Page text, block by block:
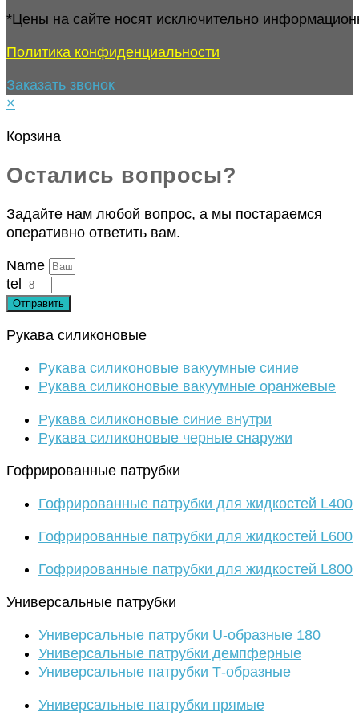
*Цены на сайте носят исключительно
Политика конфиденциальности
Заказать звонок
×
Корзина
Остались вопросы?
Задайте нам любой вопрос, а мы постараемся
оперативно ответить вам.
Name
tel
Отправить
Рукава силиконовые
Рукава силиконовые вакуумные синие
Рукава силиконовые вакуумные оранжевые
Рукава силиконовые синие внутри
Рукава силиконовые черные снаружи
Гофрированные патрубки
Гофрированные патрубки для жидкостей L400
Гофрированные патрубки для жидкостей L600
Гофрированные патрубки для жидкостей L800
Универсальные патрубки
Универсальные патрубки U-образные 180
Универсальные патрубки демпферные
Универсальные патрубки Т-образные
Универсальные патрубки прямые